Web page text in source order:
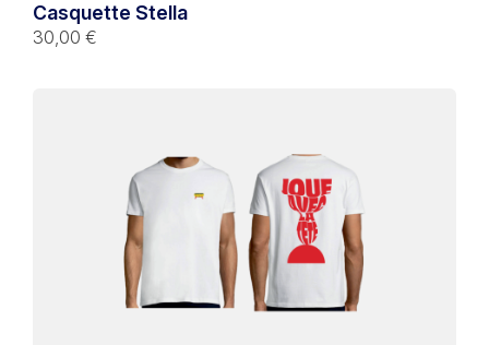
Casquette Stella
30,00 €